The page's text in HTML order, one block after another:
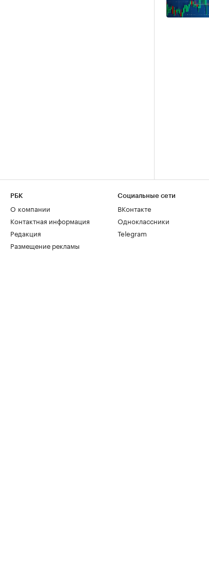
РБК
О компании
Контактная информация
Редакция
Размещение рекламы
Социальные сети
ВКонтакте
Одноклассники
Telegram